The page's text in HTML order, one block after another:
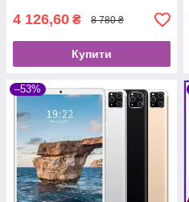
4 126,60 ₴ 8 780 ₴
Купити
–53%